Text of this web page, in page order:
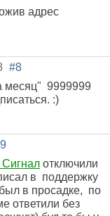
адрес
#8
месяц" 9999999
:)
Сигнал отключили
в поддержку
в просадке, по
ответили без